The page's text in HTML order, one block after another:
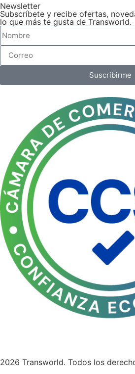
Newsletter
Subscríbete y recibe ofertas,
lo que más te gusta de Transworld.
Suscribirme
2026 Transworld. Todos los